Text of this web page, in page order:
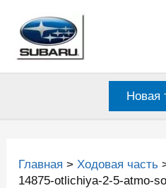
содержимому
Новая
Главная
Ходовая часть
14875-otlichiya-2-5-atmo-